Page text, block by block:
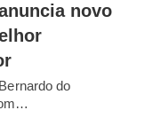
novo
do